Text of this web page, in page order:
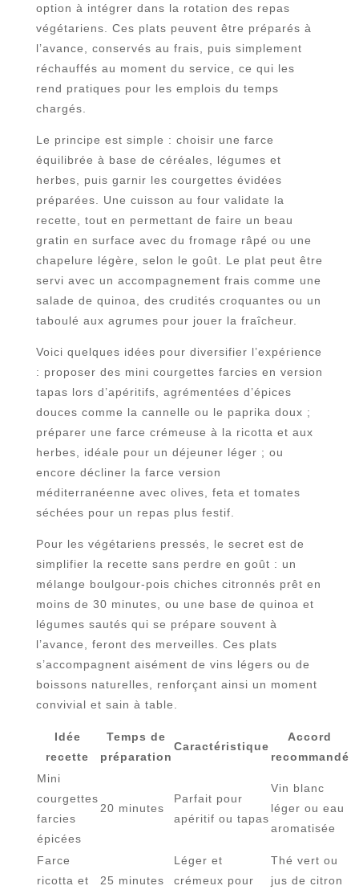
option à intégrer dans la rotation des repas
végétariens. Ces plats peuvent être préparés à
l’avance, conservés au frais, puis simplement
réchauffés au moment du service, ce qui les
rend pratiques pour les emplois du temps
chargés.
Le principe est simple : choisir une farce
équilibrée à base de céréales, légumes et
herbes, puis garnir les courgettes évidées
préparées. Une cuisson au four validate la
recette, tout en permettant de faire un beau
gratin en surface avec du fromage râpé ou une
chapelure légère, selon le goût. Le plat peut être
servi avec un accompagnement frais comme une
salade de quinoa, des crudités croquantes ou un
taboulé aux agrumes pour jouer la fraîcheur.
Voici quelques idées pour diversifier l’expérience
: proposer des mini courgettes farcies en version
tapas lors d’apéritifs, agrémentées d’épices
douces comme la cannelle ou le paprika doux ;
préparer une farce crémeuse à la ricotta et aux
herbes, idéale pour un déjeuner léger ; ou
encore décliner la farce version
méditerranéenne avec olives, feta et tomates
séchées pour un repas plus festif.
Pour les végétariens pressés, le secret est de
simplifier la recette sans perdre en goût : un
mélange boulgour-pois chiches citronnés prêt en
moins de 30 minutes, ou une base de quinoa et
légumes sautés qui se prépare souvent à
l’avance, feront des merveilles. Ces plats
s’accompagnent aisément de vins légers ou de
boissons naturelles, renforçant ainsi un moment
convivial et sain à table.
Idée
recette
Temps de
préparation
Caractéristique
Accord
recommandé
Mini
courgettes
farcies
épicées
20 minutes
Parfait pour
apéritif ou tapas
Vin blanc
léger ou eau
aromatisée
Farce
ricotta et
25 minutes
Léger et
crémeux pour
Thé vert ou
jus de citron